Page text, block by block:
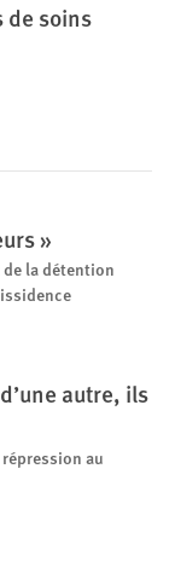
de soins
»
de la détention
autre, ils
au